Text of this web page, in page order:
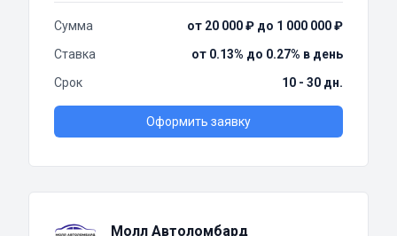
Сумма
от 20 000 ₽ до 1 000 000 ₽
Ставка
от 0.13% до 0.27% в день
Срок
10 - 30 дн.
Оформить заявку
Молл Автоломбард